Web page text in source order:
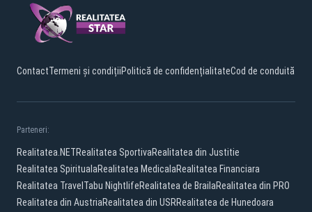
ContactTermeni și condițiiPolitică de confidențialitateCod de conduită
Parteneri:
Realitatea.NETRealitatea SportivaRealitatea din Justitie
Realitatea SpiritualaRealitatea MedicalaRealitatea Financiara
Realitatea Travel Tabu NightlifeRealitatea de BrailaRealitatea din PRO
Realitatea din AustriaRealitatea din USRRealitatea de Hunedoara